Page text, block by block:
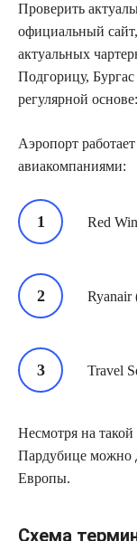
Проверить
официальный
актуальных
Подгорицу,
регулярной
Аэропорт
авиакомпаниями:
Red
Ryanair
Travel
Несмотря на
Пардубице можно
Европы.
Схема